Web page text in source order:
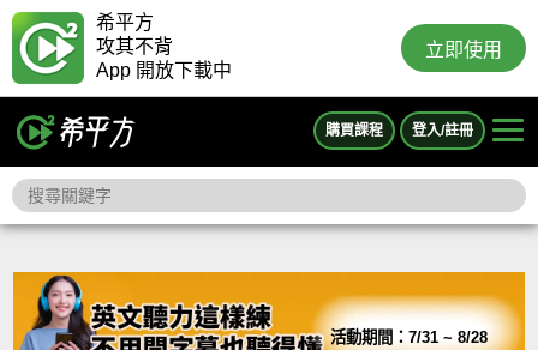
希平方
攻其不背
App 開放下載中
立即使用
購買課程 登入/註冊
活動期間：7/31 ~ 8/28